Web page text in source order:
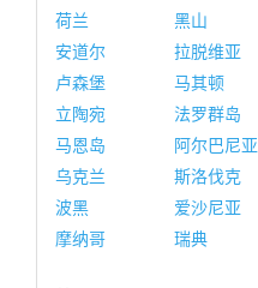
荷兰
黑山
安道尔
拉脱维亚
卢森堡
马其顿
立陶宛
法罗群岛
马恩岛
阿尔巴尼亚
乌克兰
斯洛伐克
波黑
爱沙尼亚
摩纳哥
瑞典